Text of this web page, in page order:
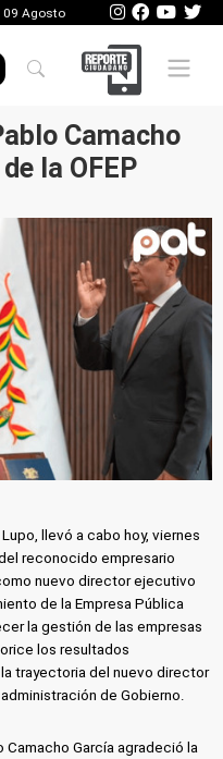
09 Agosto
Mobile
Camacho
la OFEP
llevó a cabo hoy, viernes
reconocido empresario
nuevo director ejecutivo
de la Empresa Pública
la gestión de las empresas
los resultados
trayectoria del nuevo director
de Gobierno.
García agradeció la